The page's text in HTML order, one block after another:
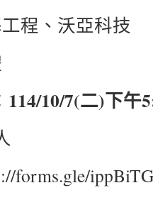
程、沃亞科技
114/10/7(二)下午
forms.gle/